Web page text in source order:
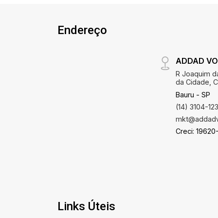
Endereço
ADDAD
R Joaquim
da Cidade,
Bauru - SP
(14) 3104-
Creci:
Links Úteis